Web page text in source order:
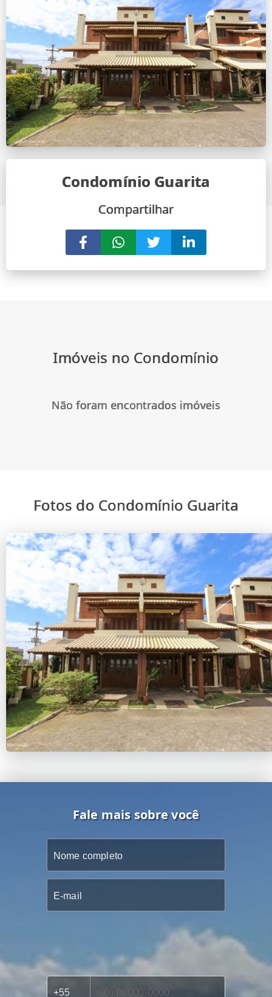
Condomínio Guarita
Compartilhar
Imóveis no Condomínio
Não foram encontrados imóveis
Fotos do Condomínio Guarita
Fale mais sobre você